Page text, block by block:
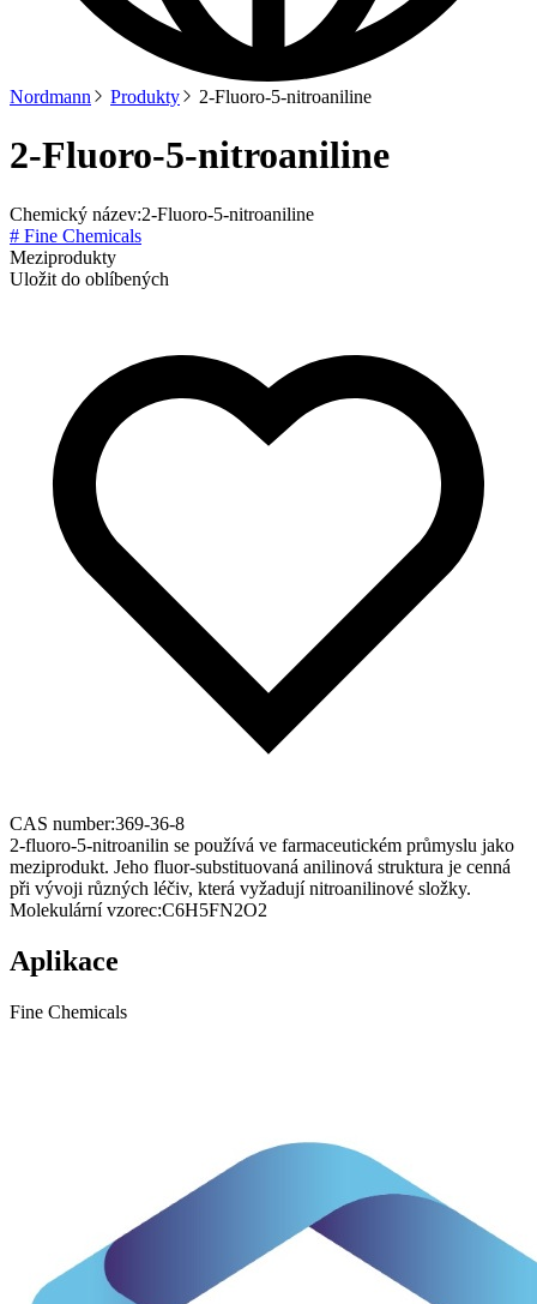
Nordmann Produkty 2-Fluoro-5-nitroaniline
2-Fluoro-5-nitroaniline
Chemický název:2-Fluoro-5-nitroaniline
# Fine Chemicals
Meziprodukty
Uložit do oblíbených
CAS number:369-36-8
2-fluoro-5-nitroanilin se používá ve farmaceutickém průmyslu jako
meziprodukt. Jeho fluor-substituovaná anilinová struktura je cenná
při vývoji různých léčiv, která vyžadují nitroanilinové složky.
Molekulární vzorec:C6H5FN2O2
Aplikace
Fine Chemicals